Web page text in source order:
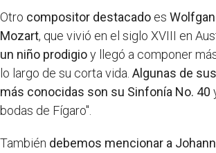
Otro compositor destacado es
Mozart, que vivió en el siglo XVIII en
un niño prodigioy llegó a componer
lo largo de su corta vida. Algunas de
más conocidas son su Sinfonía No. 40
bodas de Fígaro".
También debemos mencionar a